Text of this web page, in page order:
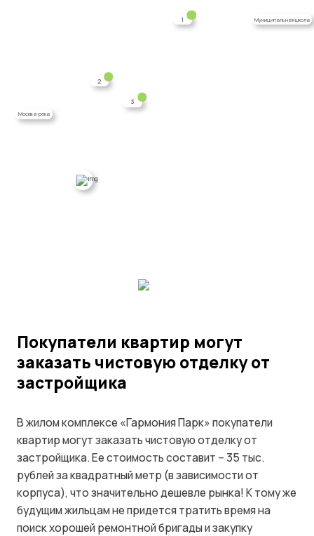
Москва-река
Муниципальная школа
2
1
3
Покупатели квартир могут
заказать чистовую отделку от
застройщика
В жилом комплексе «Гармония Парк» покупатели
квартир могут заказать чистовую отделку от
застройщика. Ее стоимость составит – 35 тыс.
рублей за квадратный метр (в зависимости от
корпуса), что значительно дешевле рынка! К тому же
будущим жильцам не придется тратить время на
поиск хорошей ремонтной бригады и закупку